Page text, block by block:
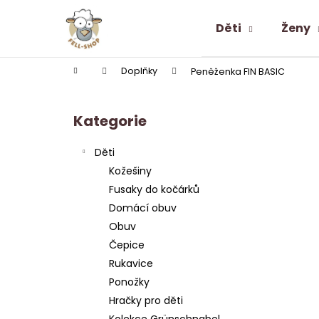
Děti Ženy
Domů Doplňky Peněženka FIN BASIC
Přeskočit
kategorie
Kategorie
Děti
Kožešiny
Fusaky do kočárků
Domácí obuv
Obuv
Čepice
Rukavice
Ponožky
Hračky pro děti
í
Zpět
do
Zpět
do
ALPAKA PONOŽKY SNEAKER LOW-CUT